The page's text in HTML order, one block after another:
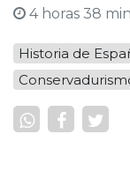
4 horas 38
Historia de